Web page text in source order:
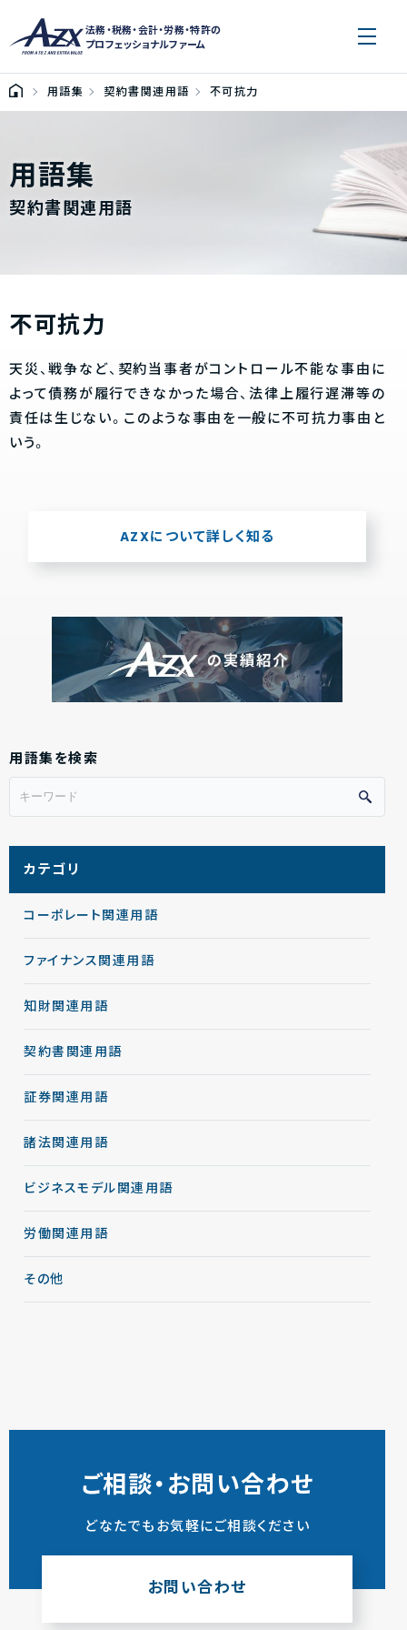
法務・税務・会計・労務・特許の
プロフェッショナルファーム
用語集 契約書関連用語 不可抗力
用語集
契約書関連用語
不可抗力
天災、戦争など、契約当事者がコントロール不能な事由に
よって債務が履行できなかった場合、法律上履行遅滞等の
責任は生じない。このような事由を一般に不可抗力事由と
いう。
AZXについて詳しく知る
用語集を検索
カテゴリ
コーポレート関連用語
ファイナンス関連用語
知財関連用語
契約書関連用語
証券関連用語
諸法関連用語
ビジネスモデル関連用語
労働関連用語
その他
ご相談・お問い合わせ
どなたでもお気軽にご相談ください
お問い合わせ